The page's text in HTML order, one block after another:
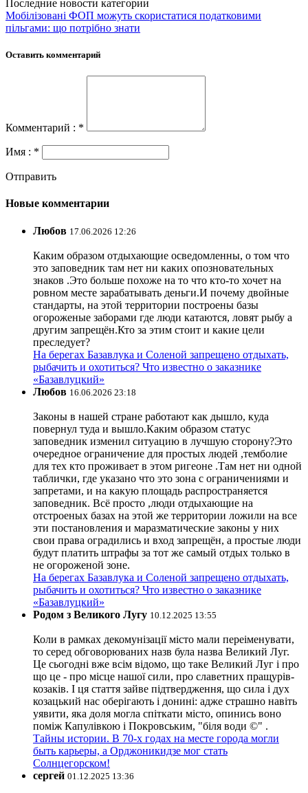
Последние новости категории
Мобілізовані ФОП можуть скористатися податковими
пільгами: що потрібно знати
Оставить комментарий
Комментарий : *
Имя : *
Отправить
Новые комментарии
Любов 17.06.2026 12:26
Каким образом отдыхающие осведомленны, о том что
это заповедник там нет ни каких опозновательных
знаков .Это больше похоже на то что кто-то хочет на
ровном месте зарабатывать деньги.И почему двойные
стандарты, на этой территории построены базы
огороженые заборами где люди катаются, ловят рыбу а
другим запрещён.Кто за этим стоит и какие цели
преследует?
На берегах Базавлука и Соленой запрещено отдыхать,
рыбачить и охотиться? Что известно о заказнике
«Базавлуцкий»
Любов 16.06.2026 23:18
Законы в нашей стране работают как дышло, куда
повернул туда и вышло.Каким образом статус
заповедник изменил ситуацию в лучшую сторону?Это
очередное ограничение для простых людей ,темболие
для тех кто проживает в этом ригеоне .Там нет ни одной
таблички, где указано что это зона с ограничениями и
запретами, и на какую площадь распространяется
заповедник. Всё просто ,люди отдыхающие на
отстроеных базах на этой же территории ложили на все
эти постановления и маразматические законы у них
свои права оградились и вход запрещён, а простые люди
будут платить штрафы за тот же самый отдых только в
не огороженой зоне.
На берегах Базавлука и Соленой запрещено отдыхать,
рыбачить и охотиться? Что известно о заказнике
«Базавлуцкий»
Родом з Великого Лугу 10.12.2025 13:55
Коли в рамках декомунізації місто мали переіменувати,
то серед обговорюваних назв була назва Великий Луг.
Це сьогодні вже всім відомо, що таке Великий Луг і про
що це - про місце нашої сили, про славетних пращурів-
козаків. І ця стаття зайве підтвердження, що сила і дух
козацький нас оберігають і донині: адже страшно навіть
уявити, яка доля могла спіткати місто, опинись воно
поміж Капулівкою і Покровським, "біля води ©" .
Тайны истории. В 70-х годах на месте города могли
быть карьеры, а Орджоникидзе мог стать
Солнцегорском!
сергей 01.12.2025 13:36